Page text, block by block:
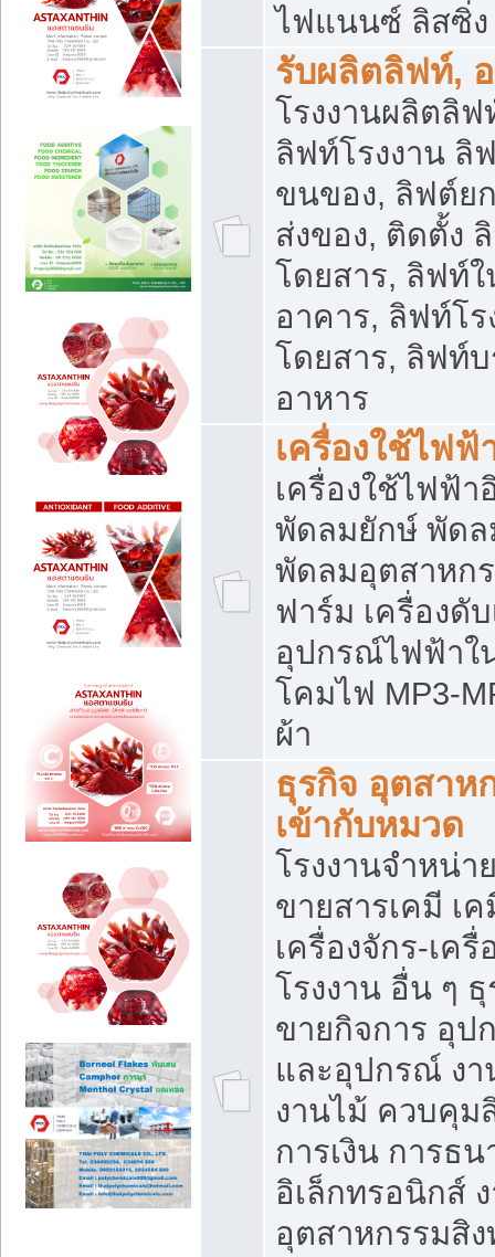
ไฟแนนซ์ ลิสซิ่ง
รับผลิตลิฟท์,
โรงงานผลิตลิ
ลิฟท์โรงงาน ลิ
ขนของ, ลิฟต์ย
ส่งของ, ติดตั้ง
โดยสาร, ลิฟท์
อาคาร, ลิฟท์โ
โดยสาร, ลิฟท์
อาหาร
เครื่องใช้ไฟฟ้
เครื่องใช้ไฟฟ้า
พัดลมยักษ์ พัด
พัดลมอุตสาหก
ฟาร์ม เครื่องดั
อุปกรณ์ไฟฟ้าใ
โคมไฟ MP3-
ผ้า
ธุรกิจ อุตสาห
เข้ากับหมวด
โรงงานจำหน่
ขายสารเคมี เ
เครื่องจักร-เค
โรงงาน อื่น ๆ
ขายกิจการ อุป
และอุปกรณ์ ง
งานไม้ ควบคุม
การเงิน การธ
อิเล็กทรอนิกส์
อุตสาหกรรมสิ